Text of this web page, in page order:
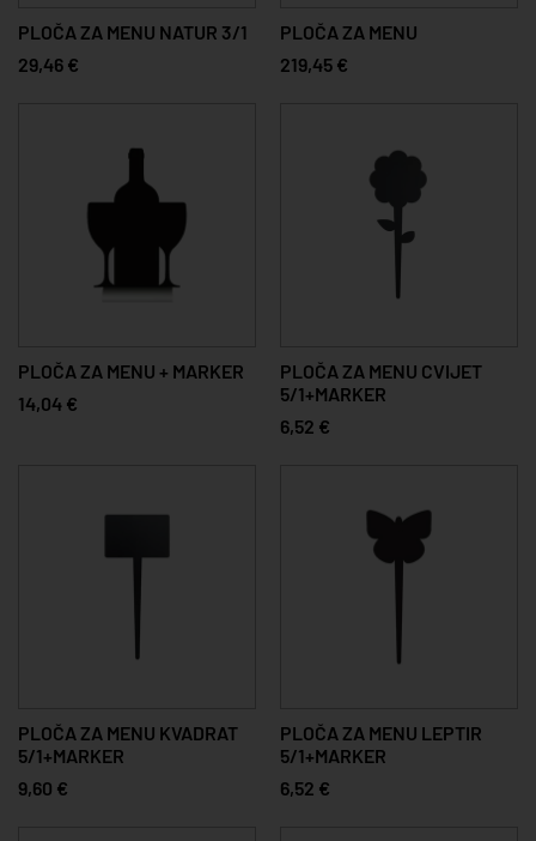
PLOČA ZA MENU NATUR 3/1
29,46 €
PLOČA ZA MENU
219,45 €
PLOČA ZA MENU + MARKER
14,04 €
PLOČA ZA MENU CVIJET
5/1+MARKER
6,52 €
PLOČA ZA MENU KVADRAT
5/1+MARKER
9,60 €
PLOČA ZA MENU LEPTIR
5/1+MARKER
6,52 €